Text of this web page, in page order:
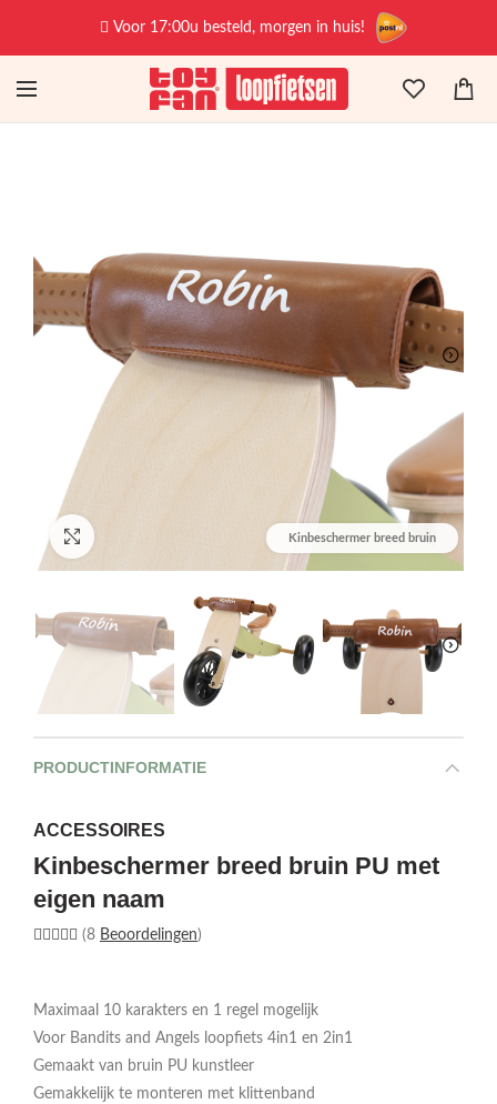
Voor 17:00u besteld, morgen in huis!
Kinbeschermer breed bruin
PRODUCTINFORMATIE
ACCESSOIRES
Kinbeschermer breed bruin PU met
eigen naam
(8 Beoordelingen)
Maximaal 10 karakters en 1 regel mogelijk
Voor Bandits and Angels loopfiets 4in1 en 2in1
Gemaakt van bruin PU kunstleer
Gemakkelijk te monteren met klittenband